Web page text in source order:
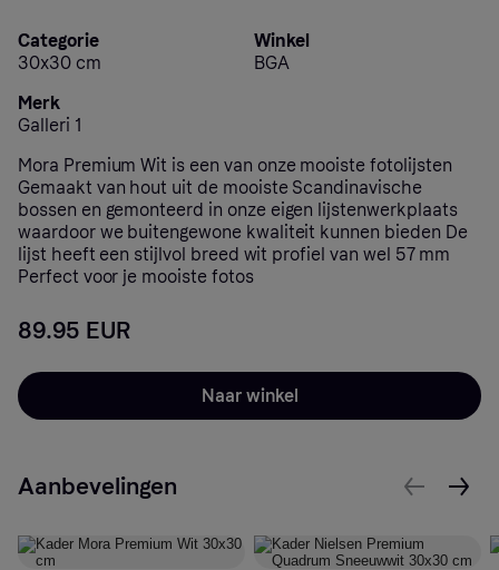
Categorie
30x30 cm
Winkel
BGA
Merk
Galleri 1
Mora Premium Wit is een van onze mooiste fotolijsten
Gemaakt van hout uit de mooiste Scandinavische
bossen en gemonteerd in onze eigen lijstenwerkplaats
waardoor we buitengewone kwaliteit kunnen bieden De
lijst heeft een stijlvol breed wit profiel van wel 57 mm
Perfect voor je mooiste fotos
89.95 EUR
Naar winkel
Aanbevelingen